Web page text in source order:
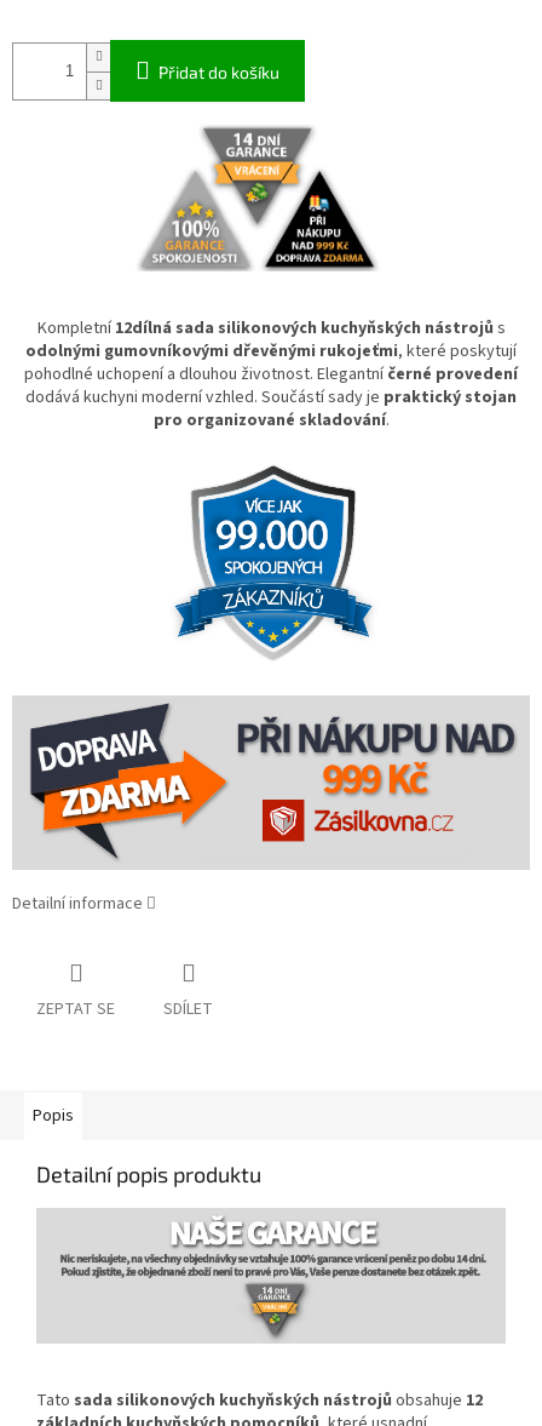
Přidat do košíku
Kompletní12dílná sada silikonových kuchyňských nástrojů s
odolnými gumovníkovými dřevěnými rukojeťmi, které poskytují
pohodlné uchopení a dlouhou životnost. Elegantníčerné provedení
dodává kuchyni moderní vzhled. Součástí sady je praktický stojan
pro organizované skladování.
Detailní informace
ZEPTAT SE SDÍLET
Popis
Detailní popis produktu
Tato sada silikonových kuchyňských nástrojů obsahuje 12